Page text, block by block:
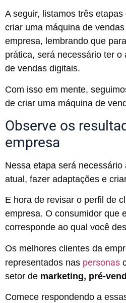
A seguir, listamos três
criar uma máquina de
empresa, lembrando que
prática, será necessário ter o
de vendas digitais.
Com isso em mente,
de criar uma máquina de
Observe os
empresa
Nessa etapa será
atual, fazer adaptações e
E hora de revisar o perfil de
empresa. O consumidor que
corresponde ao qual você
Os melhores clientes da
representados nas personas
setor de marketing, pré-
Comece respondendo a